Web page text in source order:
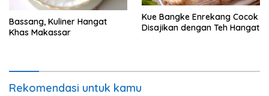
Bassang, Kuliner Hangat
Khas Makassar
Kue Bangke Enrekang Cocok
Disajikan dengan Teh Hangat
Rekomendasi untuk kamu